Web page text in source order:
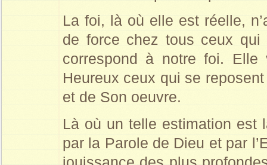
La foi, là où elle est réelle,
de force chez tous ceux qui
correspond à notre foi.
Heureux ceux qui se
et de Son oeuvre.
Là où un telle estimation est
par la Parole de Dieu et par